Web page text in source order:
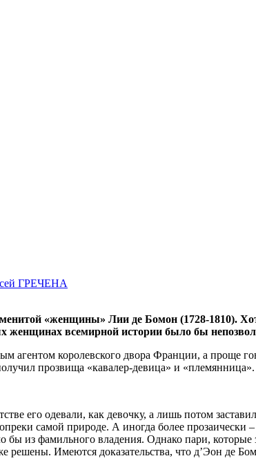
ГРЕЧЕНА
«женщины» Лии де Бомон (1728-1810).
женщинах всемирной истории было бы
королевского двора Франции, а проще
прозвища «кавалер-девица» и «племянница».
его одевали, как девочку, а лишь потом
самой природе. А иногда более прозаически
бы из фамильного владения. Однако пари,
решены. Имеются доказательства, что д’Эон де